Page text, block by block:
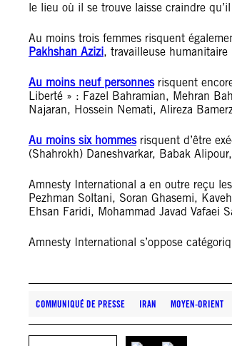
le lieu où il se trouve laisse craindre
Au moins trois femmes risquent
Pakhshan Azizi, travailleuse humanitaire
Au moins neuf personnesrisquent
Liberté » : Fazel Bahramian, Mehran
Najaran, Hossein Nemati, Alireza
Au moins six hommesrisquent d’être
(Shahrokh) Daneshvarkar, Babak
Amnesty International a en outre reçu
Pezhman Soltani, Soran Ghasemi,
Ehsan Faridi, Mohammad Javad Vafaei
Amnesty International s’oppose
COMMUNIQUÉ DE PRESSE IRAN MOYEN-ORIENT